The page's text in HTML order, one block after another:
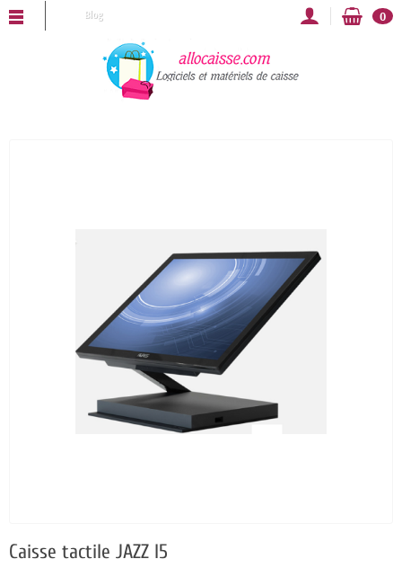
Blog 0
vous souhaite une bonne année 2025 !
Caisse tactile JAZZ I5